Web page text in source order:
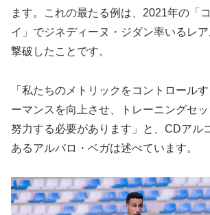
ます。これの最たる例は、2021年の「
イ」でジネディーヌ・ジダン率いるレ
撃破したことです。
「私たちのメトリックをコントロール
ーマンスを向上させ、トレーニングセ
努力する必要があります」と、CDアル
あるアルバロ・ベガは述べています。